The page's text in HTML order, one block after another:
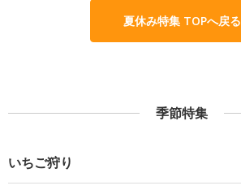
夏休み特集 TOPへ戻る
季節特集
いちご狩り